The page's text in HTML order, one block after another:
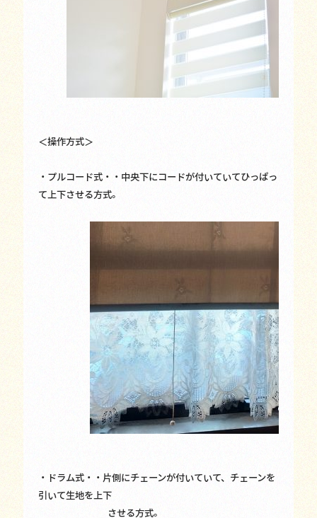
＜操作方式＞
・プルコード式・・中央下にコードが付いていてひっぱっ
て上下させる方式。
・ドラム式・・片側にチェーンが付いていて、チェーンを
引いて生地を上下
させる方式。